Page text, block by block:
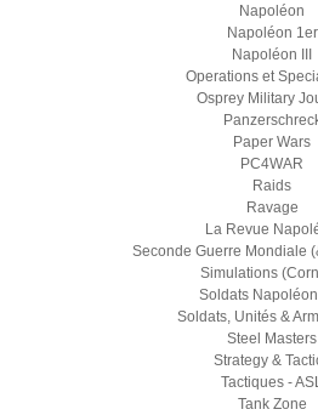
Napoléon
Napoléon 1er
Napoléon III
Operations et
Osprey Military
Paper Wars
PC4WAR
Raids
Ravage
La Revue
Seconde Guerre Mondiale
Simulations
Soldats
Soldats, Unités &
Steel Masters
Strategy &
Tactiques - ASL
Tank Zone